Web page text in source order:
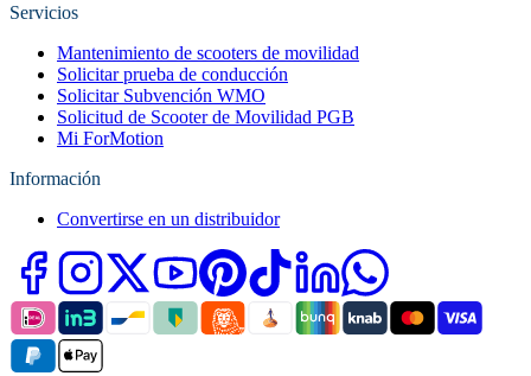
Servicios
Mantenimiento de scooters de movilidad
Solicitar prueba de conducción
Solicitar Subvención WMO
Solicitud de Scooter de Movilidad PGB
Mi ForMotion
Información
Convertirse en un distribuidor